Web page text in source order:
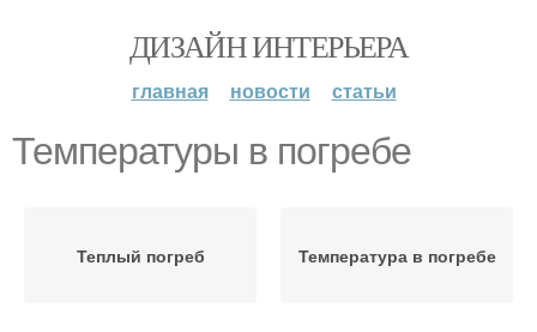
ДИЗАЙН ИНТЕРЬЕРА
главная новости статьи
Температуры в погребе
Теплый погреб Температура в погребе